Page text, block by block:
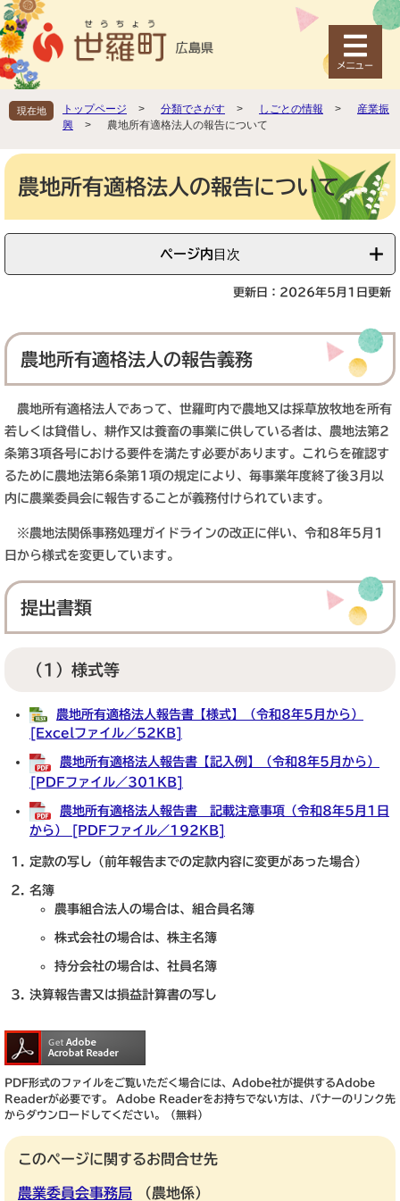
ペ
ー
ジ
の
頭
で
。
メ
ニ
ュ
ー
飛
ば
て
現在地 トップページ > 分類でさがす > しごとの情報 >
産業振
興
> 農地所有適格法人の報告について
本
農地所有適格法人の報告について
ページ内目次
更新日：2026年5月1日更新
農地所有適格法人の報告義務
農地所有適格法人であって、世羅町内で農地又は採草放牧地を所有
若しくは貸借し、耕作又は養畜の事業に供している者は、農地法第2
条第3項各号における要件を満たす必要があります。これらを確認す
るために農地法第6条第1項の規定により、毎事業年度終了後3月以
内に農業委員会に報告することが義務付けられています。
※農地法関係事務処理ガイドラインの改正に伴い、令和8年5月1
日から様式を変更しています。
提出書類
（1）様式等
農地所有適格法人報告書【様式】（令和8年5月から）
[Excelファイル／52KB]
農地所有適格法人報告書【記入例】（令和8年5月から）
[PDFファイル／301KB]
農地所有適格法人報告書 記載注意事項（令和8年5月1日
から） [PDFファイル／192KB]
定款の写し（前年報告までの定款内容に変更があった場合）
名簿
農事組合法人の場合は、組合員名簿
株式会社の場合は、株主名簿
持分会社の場合は、社員名簿
決算報告書又は損益計算書の写し
PDF形式のファイルをご覧いただく場合には、Adobe社が提供するAdobe
Readerが必要です。
Adobe Readerをお持ちでない方は、バナーのリンク先
からダウンロードしてください。（無料）
このページに関するお問合せ先
農業委員会事務局
農地係